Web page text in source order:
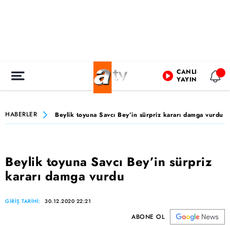
CANLI
YAYIN
HABERLER Beylik toyuna Savcı Bey’in sürpriz kararı damga vurdu
Beylik toyuna Savcı Bey’in sürpriz
kararı damga vurdu
GİRİŞ TARİHİ: 30.12.2020 22:21
ABONE OL